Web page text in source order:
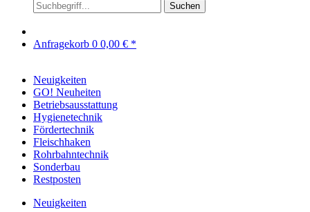
Suchen
Anfragekorb 0 0,00 € *
Neuigkeiten
GO! Neuheiten
Betriebsausstattung
Hygienetechnik
Fördertechnik
Fleischhaken
Rohrbahntechnik
Sonderbau
Restposten
Neuigkeiten